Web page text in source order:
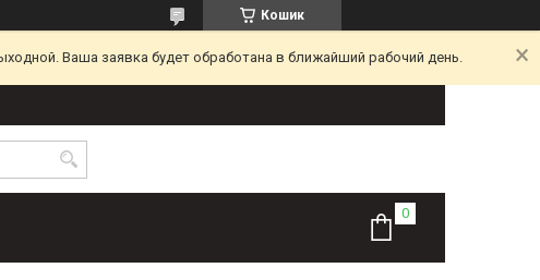
Кошик
Ваша заявка будет обработана в ближайший рабочий день.